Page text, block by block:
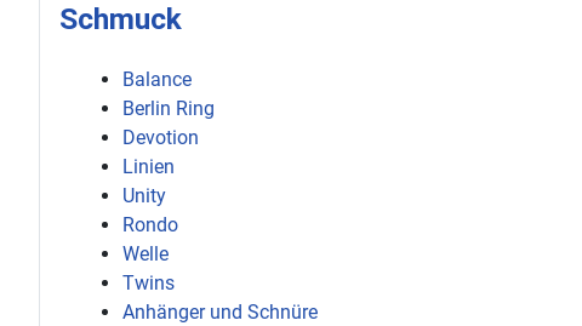
Schmuck
Balance
Berlin Ring
Devotion
Linien
Unity
Rondo
Welle
Twins
Anhänger und Schnüre